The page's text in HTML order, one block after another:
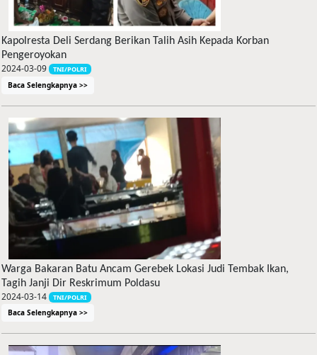
Kapolresta Deli Serdang Berikan Talih Asih Kepada Korban
Pengeroyokan
2024-03-09 TNI/POLRI
Baca Selengkapnya >>
Warga Bakaran Batu Ancam Gerebek Lokasi Judi Tembak Ikan,
Tagih Janji Dir Reskrimum Poldasu
2024-03-14 TNI/POLRI
Baca Selengkapnya >>